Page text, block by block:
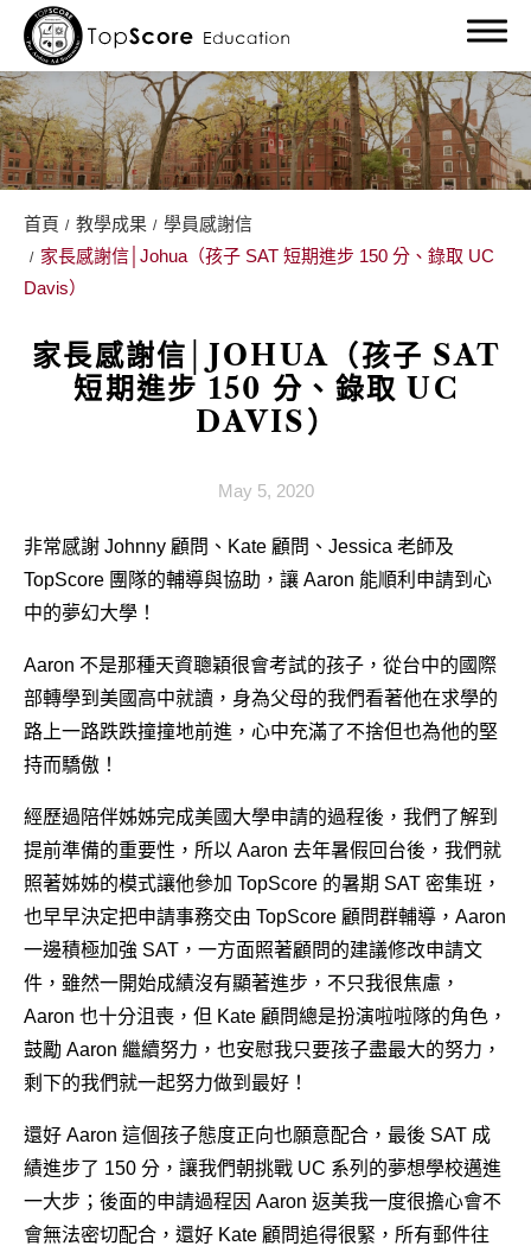
首頁 教學成果
學員感謝信
家長感謝信│Johua（孩子 SAT 短期進步 150 分、錄取 UC
Davis）
家長感謝信│JOHUA（孩子 SAT
短期進步 150 分、錄取 UC
DAVIS）
May 5, 2020
非常感謝 Johnny 顧問、Kate 顧問、Jessica 老師及
TopScore 團隊的輔導與協助，讓 Aaron 能順利申請到心
中的夢幻大學！
Aaron 不是那種天資聰穎很會考試的孩子，從台中的國際
部轉學到美國高中就讀，身為父母的我們看著他在求學的
路上一路跌跌撞撞地前進，心中充滿了不捨但也為他的堅
持而驕傲！
經歷過陪伴姊姊完成美國大學申請的過程後，我們了解到
提前準備的重要性，所以 Aaron 去年暑假回台後，我們就
照著姊姊的模式讓他參加 TopScore 的暑期 SAT 密集班，
也早早決定把申請事務交由 TopScore 顧問群輔導，Aaron
一邊積極加強 SAT，一方面照著顧問的建議修改申請文
件，雖然一開始成績沒有顯著進步，不只我很焦慮，
Aaron 也十分沮喪，但 Kate 顧問總是扮演啦啦隊的角色，
鼓勵 Aaron 繼續努力，也安慰我只要孩子盡最大的努力，
剩下的我們就一起努力做到最好！
還好 Aaron 這個孩子態度正向也願意配合，最後 SAT 成
績進步了 150 分，讓我們朝挑戰 UC 系列的夢想學校邁進
一大步；後面的申請過程因 Aaron 返美我一度很擔心會不
會無法密切配合，還好 Kate 顧問追得很緊，所有郵件往
關於我們
留學服務
留學部落格
大學申請榜
SAT 高分榜
聯絡我們